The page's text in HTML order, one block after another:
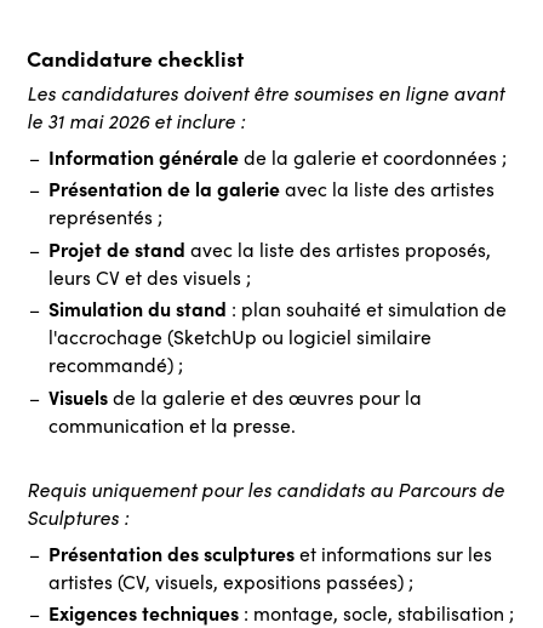
Candidature checklist
Les candidatures doivent être soumises en ligne avant
le 31 mai 2026 et inclure :
Information généralede la galerie et coordonnées ;
Présentation de la galerieavec la liste des artistes
représentés ;
Projet de stand avec la liste des artistes proposés,
leurs CV et des visuels ;
Simulation du stand : plan souhaité et simulation de
l'accrochage (SketchUp ou logiciel similaire
recommandé) ;
Visuelsde la galerie et des œuvres pour la
communication et la presse.
Requis uniquement pour les candidats au Parcours de
Sculptures :
Présentation des sculptureset informations sur les
artistes (CV, visuels, expositions passées) ;
Exigences techniques: montage, socle, stabilisation ;